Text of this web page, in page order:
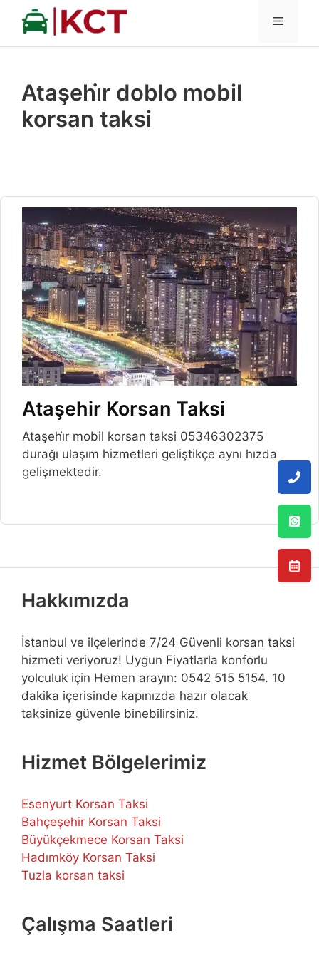
İçeriğe
MENÜ
Ataşehi̇r doblo mobil
korsan taksi
Ataşehir Korsan Taksi
Ataşehi̇r mobil korsan taksi 05346302375
durağı ulaşım hizmetleri geliştikçe aynı hızda
gelişmektedir.
Hakkımızda
İstanbul ve ilçelerinde 7/24 Güvenli korsan taksi
hizmeti veriyoruz! Uygun Fiyatlarla konforlu
yolculuk için Hemen arayın: 0542 515 5154. 10
dakika içerisinde kapınızda hazır olacak
taksinize güvenle binebilirsiniz.
Hizmet Bölgelerimiz
Esenyurt Korsan Taksi
Bahçeşehir Korsan Taksi
Büyükçekmece Korsan Taksi
Hadımköy Korsan Taksi
Tuzla korsan taksi
Çalışma Saatleri